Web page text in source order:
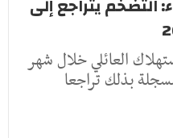
التضخم يتراجع إلى
العائلي خلال شهر
نسبة 5,1%، مسجلة بذلك تراجعا